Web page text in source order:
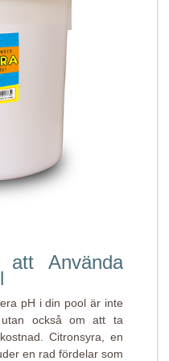
Använda
pH i din pool är inte
också om att ta
Citronsyra, en
en rad fördelar som